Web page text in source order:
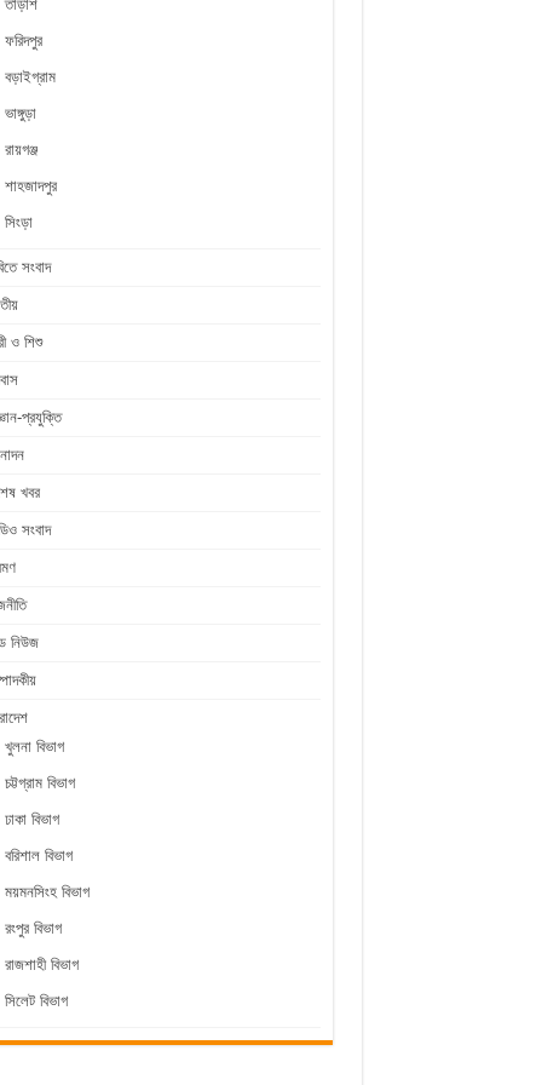
তাড়াশ
ফরিদপুর
বড়াইগ্রাম
ভাঙ্গুড়া
রায়গঞ্জ
শাহজাদপুর
সিংড়া
সংবাদ
ও শিশু
প্রযুক্তি
খবর
সংবাদ
নিউজ
খুলনা বিভাগ
চট্টগ্রাম বিভাগ
ঢাকা বিভাগ
বরিশাল বিভাগ
ময়মনসিংহ বিভাগ
রংপুর বিভাগ
রাজশাহী বিভাগ
সিলেট বিভাগ